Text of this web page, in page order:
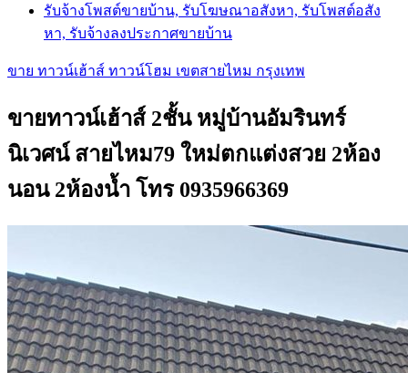
รับจ้างโพสต์ขายบ้าน, รับโฆษณาอสังหา, รับโพสต์อสัง
หา, รับจ้างลงประกาศขายบ้าน
ขาย ทาวน์เฮ้าส์ ทาวน์โฮม เขตสายไหม กรุงเทพ
ขายทาวน์เฮ้าส์ 2ชั้น หมู่บ้านอัมรินทร์
นิเวศน์ สายไหม79 ใหม่ตกแต่งสวย 2ห้อง
นอน 2ห้องน้ำ โทร 0935966369